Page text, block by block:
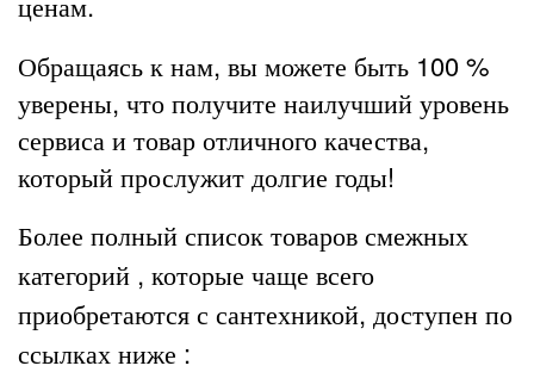
Обращаясь к нам, вы можете быть 100 %
уверены, что получите наилучший уровень
сервиса и товар отличного качества,
который прослужит долгие годы!
Более полный список товаров смежных
категорий , которые чаще всего
приобретаются с сантехникой, доступен по
ссылках ниже :